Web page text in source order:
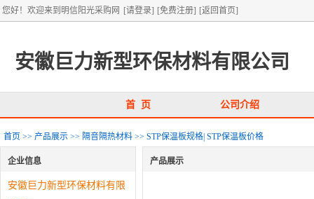
您好！欢迎来到明信阳光采购网 [请登录] [免费注册] [返回首页]
安徽巨力新型环保材料有限公司
首 页 公司介绍
首页 >> 产品展示 >> 隔音隔热材料 >> STP保温板规格| STP保温板价格
企业信息
安徽巨力新型环保材料有限
产品展示